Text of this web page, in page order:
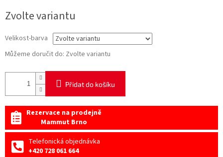
cena:
Zvolte variantu
Velikost-barva
Můžeme doručit do: Zvolte variantu
Přidat do košíku
Rezervace na prodejně
Mammut Brno
Telefonická objednávka
+420 728 061 664